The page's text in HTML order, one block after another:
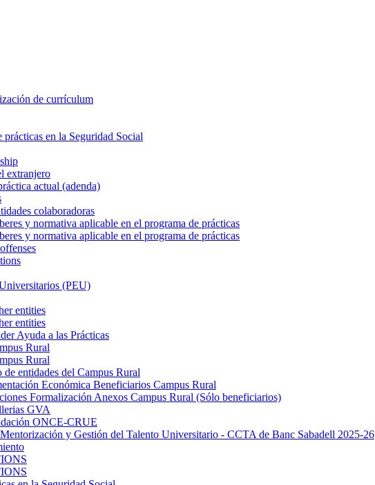
de currículum
en la Seguridad Social
extranjero
actual (adenda)
colaboradoras
y normativa aplicable en el programa de prácticas
y normativa aplicable en el programa de prácticas
(PEU)
entities
entities
Ayuda a las Prácticas
Rural
Rural
entidades del Campus Rural
Económica Beneficiarios Campus Rural
Formalización Anexos Campus Rural (Sólo beneficiarios)
GVA
ONCE-CRUE
y Gestión del Talento Universitario - CCTA de Banc Sabadell 2025-26